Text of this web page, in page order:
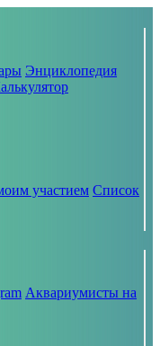
Энциклопедия
участием Список
Аквариумисты на